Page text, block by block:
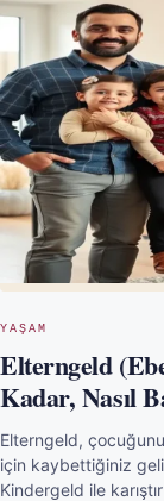
YAŞAM
Elterngeld
Kadar, Nasıl
Elterngeld,
için kaybettiğiniz
Kindergeld ile